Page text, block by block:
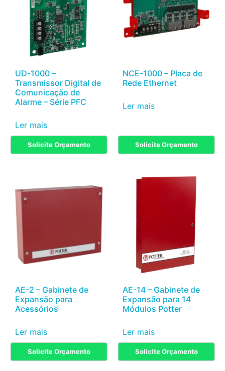
UD-1000 –
Transmissor Digital de
Comunicação de
Alarme – Série PFC
Solicite Orçamento
Ler mais
NCE-1000 – Placa de
Rede Ethernet
Solicite Orçamento
Ler mais
AE-2 – Gabinete de
Expansão para
Acessórios
Solicite Orçamento
Ler mais
AE-14 – Gabinete de
Expansão para 14
Módulos Potter
Solicite Orçamento
Ler mais